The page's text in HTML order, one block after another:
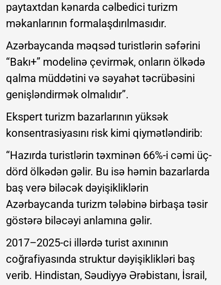
paytaxtdan kənarda cəlbedici turizm
məkanlarının formalaşdırılmasıdır.
Azərbaycanda məqsəd turistlərin səfərini
“Bakı+” modelinə çevirmək, onların ölkədə
qalma müddətini və səyahət təcrübəsini
genişləndirmək olmalıdır”.
Ekspert turizm bazarlarının yüksək
konsentrasiyasını risk kimi qiymətləndirib:
“Hazırda turistlərin təxminən 66%-i cəmi üç-
dörd ölkədən gəlir. Bu isə həmin bazarlarda
baş verə biləcək dəyişikliklərin
Azərbaycanda turizm tələbinə birbaşa təsir
göstərə biləcəyi anlamına gəlir.
2017–2025-ci illərdə turist axınının
coğrafiyasında struktur dəyişiklikləri baş
verib. Hindistan, Səudiyyə Ərəbistanı, İsrail,